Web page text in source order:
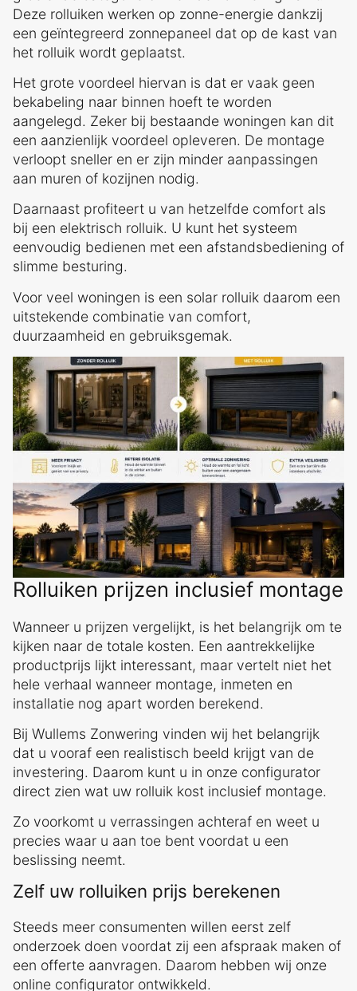
Deze rolluiken werken op zonne-energie dankzij
een geïntegreerd zonnepaneel dat op de kast van
het rolluik wordt geplaatst.
Het grote voordeel hiervan is dat er vaak geen
bekabeling naar binnen hoeft te worden
aangelegd. Zeker bij bestaande woningen kan dit
een aanzienlijk voordeel opleveren. De montage
verloopt sneller en er zijn minder aanpassingen
aan muren of kozijnen nodig.
Daarnaast profiteert u van hetzelfde comfort als
bij een elektrisch rolluik. U kunt het systeem
eenvoudig bedienen met een afstandsbediening of
slimme besturing.
Voor veel woningen is een solar rolluik daarom een
uitstekende combinatie van comfort,
duurzaamheid en gebruiksgemak.
Rolluiken prijzen inclusief montage
Wanneer u prijzen vergelijkt, is het belangrijk om te
kijken naar de totale kosten. Een aantrekkelijke
productprijs lijkt interessant, maar vertelt niet het
hele verhaal wanneer montage, inmeten en
installatie nog apart worden berekend.
Bij Wullems Zonwering vinden wij het belangrijk
dat u vooraf een realistisch beeld krijgt van de
investering. Daarom kunt u in onze configurator
direct zien wat uw rolluik kost inclusief montage.
Zo voorkomt u verrassingen achteraf en weet u
precies waar u aan toe bent voordat u een
beslissing neemt.
Zelf uw rolluiken prijs berekenen
Steeds meer consumenten willen eerst zelf
onderzoek doen voordat zij een afspraak maken of
een offerte aanvragen. Daarom hebben wij onze
online configurator ontwikkeld.